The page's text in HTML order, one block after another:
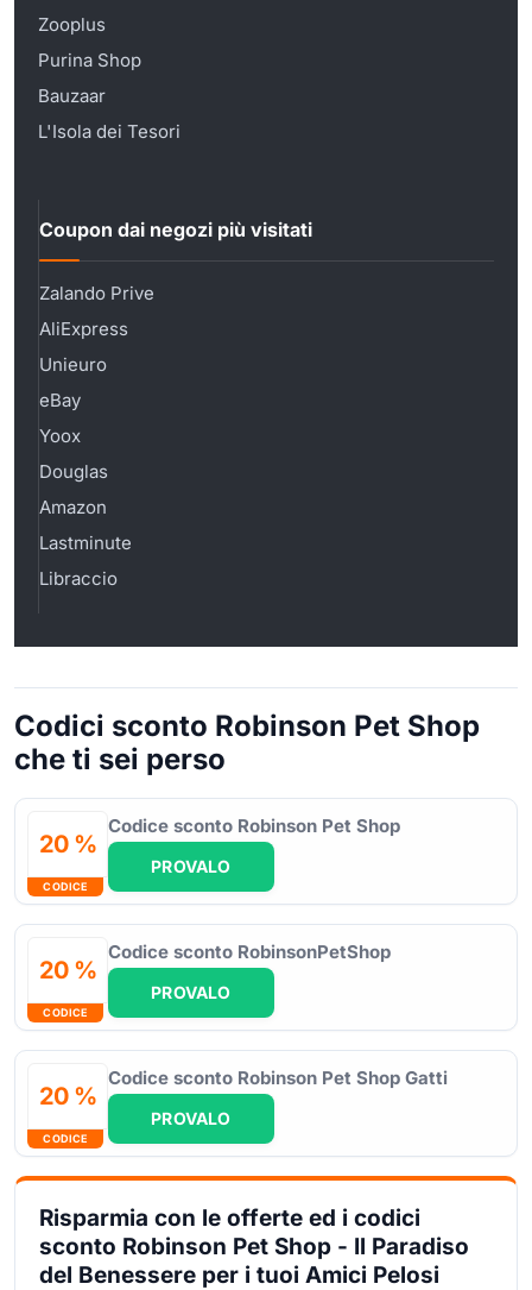
Zooplus
Purina Shop
Bauzaar
L'Isola dei Tesori
Coupon dai negozi più visitati
Zalando Prive
AliExpress
Unieuro
eBay
Yoox
Douglas
Amazon
Lastminute
Libraccio
Codici sconto Robinson Pet Shop
che ti sei perso
20 %
CODICE
Codice sconto Robinson Pet Shop
PROVALO
20 %
CODICE
Codice sconto RobinsonPetShop
PROVALO
20 %
CODICE
Codice sconto Robinson Pet Shop Gatti
PROVALO
Risparmia con le offerte ed i codici
sconto Robinson Pet Shop - Il Paradiso
del Benessere per i tuoi Amici Pelosi